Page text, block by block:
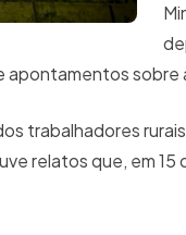
sobre
trabalhadores
relatos que, em 15